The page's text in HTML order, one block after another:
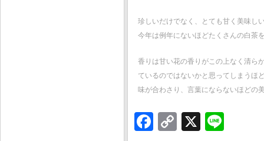
珍しいだけでなく、とても甘く美味し
今年は例年にないほどたくさんの白茶
香りは甘い花の香りがこの上なく清ら
ているのではないかと思ってしまうほ
味が合わさり、言葉にならないほどの
Facebook
Copy
X